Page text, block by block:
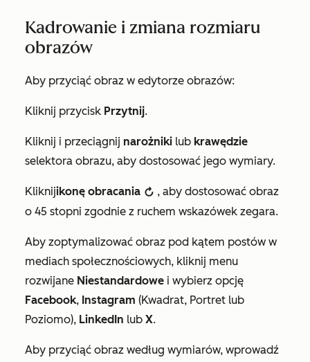
Kadrowanie i zmiana rozmiaru
obrazów
Aby przyciąć obraz w edytorze obrazów:
Kliknij przycisk Przytnij.
Kliknij i przeciągnij narożniki lub krawędzie
selektora obrazu, aby dostosować jego wymiary.
Kliknijikonę obracania rotate , aby dostosować obraz
o 45 stopni zgodnie z ruchem wskazówek zegara.
Aby zoptymalizować obraz pod kątem postów w
mediach społecznościowych, kliknij menu
rozwijane Niestandardowe i wybierz opcję
Facebook, Instagram (Kwadrat, Portret lub
Poziomo), LinkedIn lub X.
Aby przyciąć obraz według wymiarów, wprowadź